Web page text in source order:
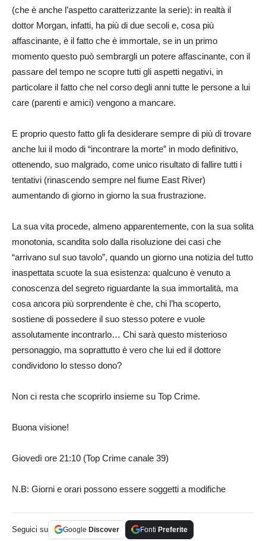
(che è anche l’aspetto caratterizzante la serie): in realtà il
dottor Morgan, infatti, ha più di due secoli e, cosa più
affascinante, è il fatto che è immortale, se in un primo
momento questo può sembrargli un potere affascinante, con il
passare del tempo ne scopre tutti gli aspetti negativi, in
particolare il fatto che nel corso degli anni tutte le persone a lui
care (parenti e amici) vengono a mancare.
E proprio questo fatto gli fa desiderare sempre di più di trovare
anche lui il modo di “incontrare la morte” in modo definitivo,
ottenendo, suo malgrado, come unico risultato di fallire tutti i
tentativi (rinascendo sempre nel fiume East River)
aumentando di giorno in giorno la sua frustrazione.
La sua vita procede, almeno apparentemente, con la sua solita
monotonia, scandita solo dalla risoluzione dei casi che
“arrivano sul suo tavolo”, quando un giorno una notizia del tutto
inaspettata scuote la sua esistenza: qualcuno è venuto a
conoscenza del segreto riguardante la sua immortalità, ma
cosa ancora più sorprendente è che, chi l’ha scoperto,
sostiene di possedere il suo stesso potere e vuole
assolutamente incontrarlo… Chi sarà questo misterioso
personaggio, ma soprattutto è vero che lui ed il dottore
condividono lo stesso dono?
Non ci resta che scoprirlo insieme su Top Crime.
Buona visione!
Giovedì ore 21:10 (Top Crime canale 39)
N.B: Giorni e orari possono essere soggetti a modifiche
Seguici su Google Discover Fonti Preferite